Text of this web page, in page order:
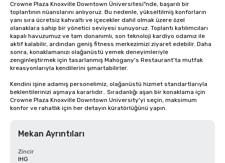
Crowne Plaza Knoxville Downtown Üniversitesi"nde, başarılı bir
toplantının nüanslarını anlıyoruz. Bu nedenle, yükseltilmiş konforların
yanı sıra ücretsiz kahvaltı ve içecekler dahil olmak üzere özel
olanaklara sahip bir yönetici seviyesi sunuyoruz. Toplantı katılımcıları
kapalı havuzumuz ve tam donanımlı, son teknoloji kardiyo odamız ile
aktif kalabilir, ardından geniş fitness merkezimizi ziyaret edebilir. Daha
sonra, konaklamanızı olağanüstü yemek deneyimleriyle
zenginleştirmek için tasarlanmış Mahogany's Restaurant'ta mutfak
kreasyonlarıyla kendilerini şımartabilirler.
Kendini işine adamış personelimiz, olağanüstü hizmet standartlarıyla
beklentilerinizi aşmaya kararlıdır.. Sıradanlığı aşan bir konaklama için
Crowne Plaza Knoxville Downtown University'yi seçin, maksimum
konfor ve rahatlık için her detayın küratörlüğünü yapın.
Mekan Ayrıntıları
Zincir
IHG